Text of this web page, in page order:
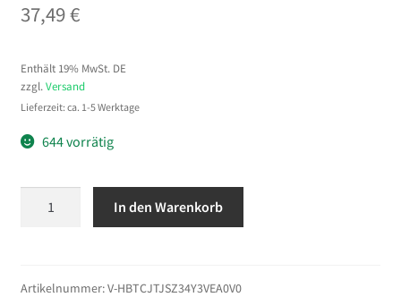
37,49€
Enthält 19% MwSt. DE
zzgl. Versand
Lieferzeit: ca. 1-5 Werktage
644 vorrätig
4
In den Warenkorb
Artikelnummer:V-HBTCJTJSZ34Y3VEA0V0